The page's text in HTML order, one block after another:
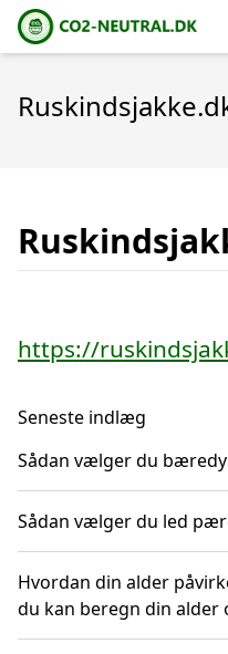
https://
Seneste indlæg
Sådan vælger du
Sådan vælger du led
Hvordan din alder
du kan beregn din alder